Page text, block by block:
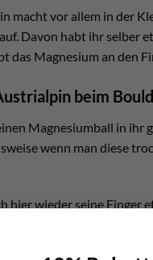
macht vor allem in der
Davon habt ihr selber
das Magnesium an den
beim
Magnesiumball in ihr
wenn man diese
hier wieder seine Finger